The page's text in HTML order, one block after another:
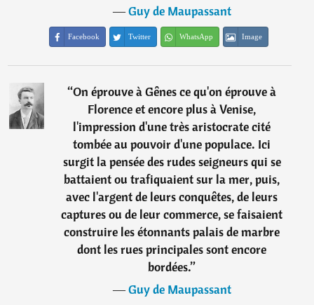
―Guy de Maupassant
Facebook Twitter WhatsApp Image
“On éprouve à Gênes ce qu'on éprouve à
Florence et encore plus à Venise,
l'impression d'une très aristocrate cité
tombée au pouvoir d'une populace. Ici
surgit la pensée des rudes seigneurs qui se
battaient ou trafiquaient sur la mer, puis,
avec l'argent de leurs conquêtes, de leurs
captures ou de leur commerce, se faisaient
construire les étonnants palais de marbre
dont les rues principales sont encore
bordées.”
―Guy de Maupassant